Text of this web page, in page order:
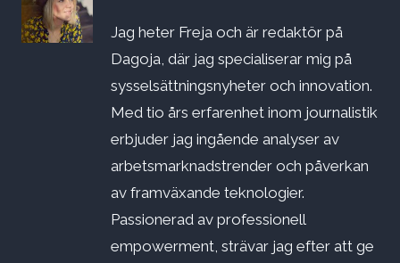
Jag heter Freja och är redaktör på
Dagoja, där jag specialiserar mig på
sysselsättningsnyheter och innovation.
Med tio års erfarenhet inom journalistik
erbjuder jag ingående analyser av
arbetsmarknadstrender och påverkan
av framväxande teknologier.
Passionerad av professionell
empowerment, strävar jag efter att ge